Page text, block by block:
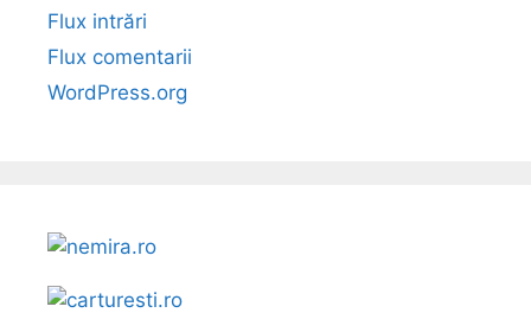
Flux intrări
Flux comentarii
WordPress.org